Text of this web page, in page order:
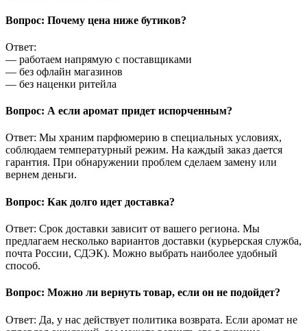
Вопрос: Почему цена ниже бутиков?
Ответ:
— работаем напрямую с поставщиками
— без офлайн магазинов
— без наценки ритейла
Вопрос: А если аромат придет испорченным?
Ответ: Мы храним парфюмерию в специальных условиях,
соблюдаем температурный режим. На каждый заказ дается
гарантия. При обнаружении проблем сделаем замену или
вернем деньги.
Вопрос: Как долго идет доставка?
Ответ: Срок доставки зависит от вашего региона. Мы
предлагаем несколько вариантов доставки (курьерская служба,
почта России, СДЭК). Можно выбрать наиболее удобный
способ.
Вопрос: Можно ли вернуть товар, если он не подойдет?
Ответ: Да, у нас действует политика возврата. Если аромат не